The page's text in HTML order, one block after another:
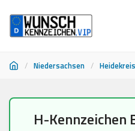
/ Niedersachsen / Heidekreis
H-Kennzeichen